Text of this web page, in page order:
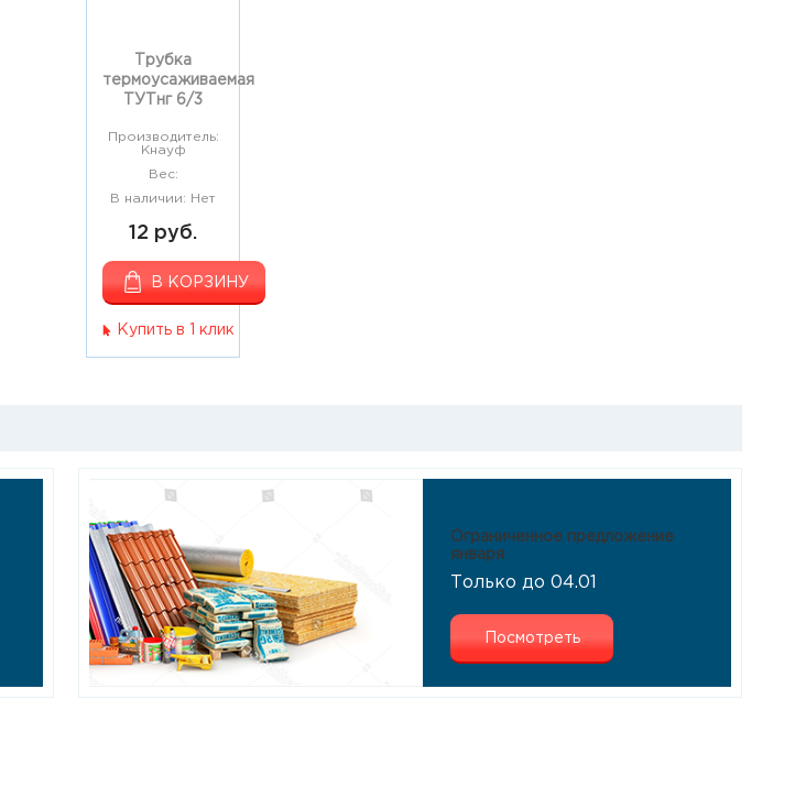
Трубка
термоусаживаемая
ТУТнг 6/3
Производитель:
Кнауф
Вес:
В наличии: Нет
12 руб.
В КОРЗИНУ
Купить в 1 клик
Ограниченное предложение
января
Только до 04.01
Посмотреть